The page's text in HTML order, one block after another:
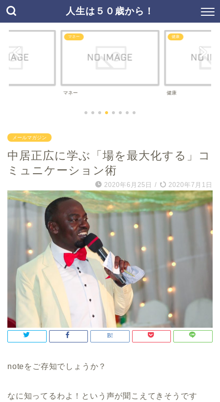
人生は５０歳から！
マネー
マネー
健康
健康
メールマガジン
中居正広に学ぶ「場を最大化する」コ
ミュニケーション術
2020年6月25日 / 2020年7月1日
noteをご存知でしょうか？
なに知ってるわよ！という声が聞こえてきそうです